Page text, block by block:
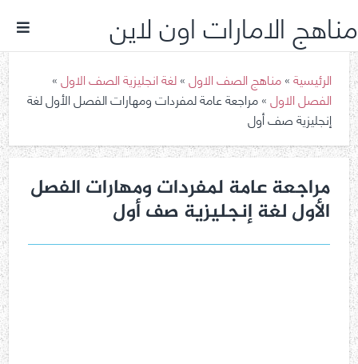
مناهج الامارات اون لاين
الرئيسية»مناهج الصف الاول»لغة انجليزية الصف الاول»
الفصل الاول»مراجعة عامة لمفردات ومهارات الفصل الأول لغة
إنجليزية صف أول
مراجعة عامة لمفردات ومهارات الفصل
الأول لغة إنجليزية صف أول